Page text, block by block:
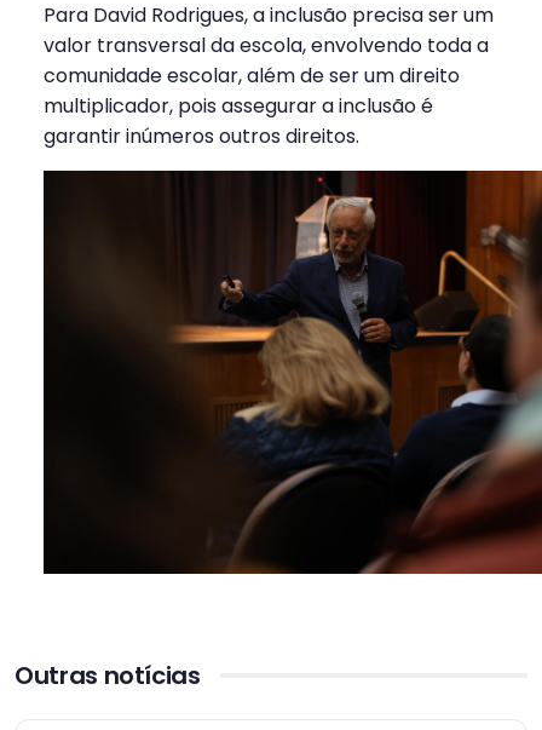
Para David Rodrigues, a inclusão precisa ser um
valor transversal da escola, envolvendo toda a
comunidade escolar, além de ser um direito
multiplicador, pois assegurar a inclusão é
garantir inúmeros outros direitos.
Outras notícias